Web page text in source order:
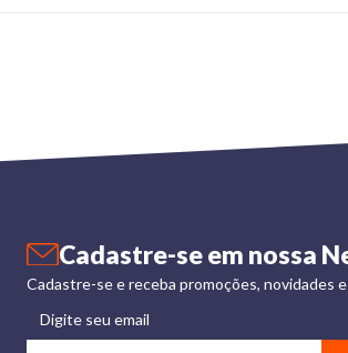
Cadastre-se em nossa
Cadastre-se e receba promoções, novidades
Digite seu email